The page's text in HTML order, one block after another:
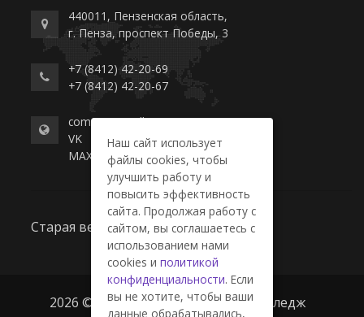
440011, Пензенская область,
г. Пенза, проспект Победы, 3
+7 (8412) 42-20-69
+7 (8412) 42-20-67
commerce-college.ru
VK
MAX
Старая версия сайта
2026 © ГАПОУ ПО "Пензенский колледж
Наш сайт использует
файлы cookies, чтобы
улучшить работу и
повысить эффективность
сайта. Продолжая работу с
сайтом, вы соглашаетесь с
использованием нами
cookies и политикой
конфиденциальности. Если
вы не хотите, чтобы ваши
данные обрабатывались,